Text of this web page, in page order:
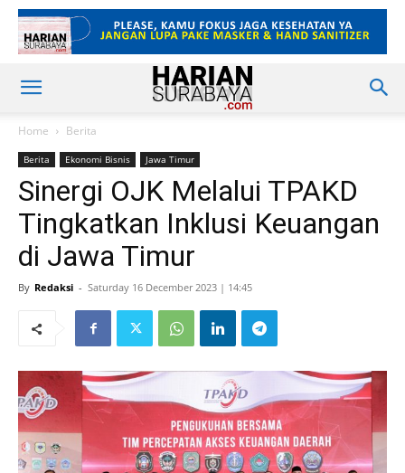
Home Berita
Berita Ekonomi Bisnis Jawa Timur
Sinergi OJK Melalui TPAKD
Tingkatkan Inklusi Keuangan
di Jawa Timur
By Redaksi - Saturday 16 December 2023 | 14:45